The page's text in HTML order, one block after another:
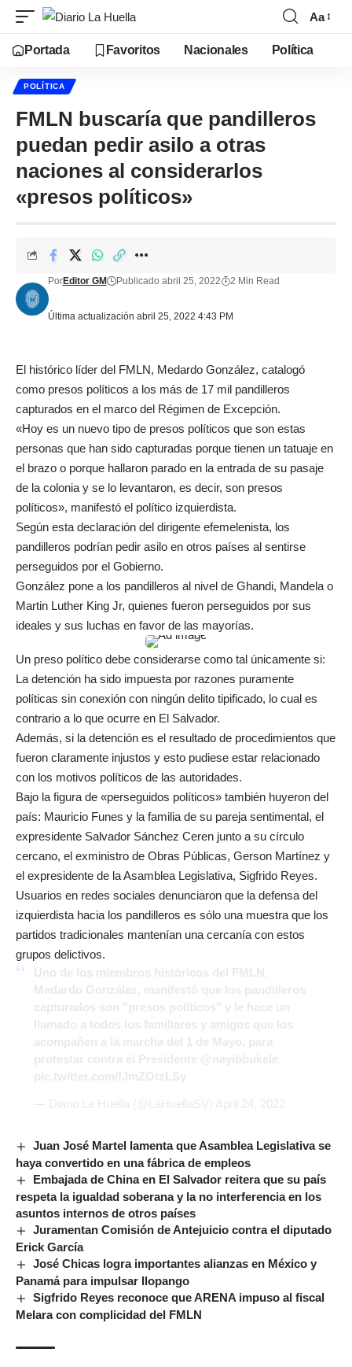
Aa
Portada Favoritos Nacionales Política
POLÍTICA
FMLN buscaría que pandilleros
puedan pedir asilo a otras
naciones al considerarlos
«presos políticos»
Última actualización abril 25, 2022 4:43 PM
PorEditor GM Publicado abril 25, 2022 2 Min Read
El histórico líder del FMLN, Medardo González, catalogó
como presos políticos a los más de 17 mil pandilleros
capturados en el marco del Régimen de Excepción.
«Hoy es un nuevo tipo de presos políticos que son estas
personas que han sido capturadas porque tienen un tatuaje en
el brazo o porque hallaron parado en la entrada de su pasaje
de la colonia y se lo levantaron, es decir, son presos
políticos», manifestó el político izquierdista.
Según esta declaración del dirigente efemelenista, los
pandilleros podrían pedir asilo en otros países al sentirse
perseguidos por el Gobierno.
González pone a los pandilleros al nivel de Ghandi, Mandela o
Martin Luther King Jr, quienes fueron perseguidos por sus
ideales y sus luchas en favor de las mayorías.
Un preso político debe considerarse como tal únicamente si:
La detención ha sido impuesta por razones puramente
políticas sin conexión con ningún delito tipificado, lo cual es
contrario a lo que ocurre en El Salvador.
Además, si la detención es el resultado de procedimientos que
fueron claramente injustos y esto pudiese estar relacionado
con los motivos políticos de las autoridades.
Bajo la figura de «perseguidos políticos» también huyeron del
país: Mauricio Funes y la familia de su pareja sentimental, el
expresidente Salvador Sánchez Ceren junto a su círculo
cercano, el exministro de Obras Públicas, Gerson Martínez y
el expresidente de la Asamblea Legislativa, Sigfrido Reyes.
Usuarios en redes sociales denunciaron que la defensa del
izquierdista hacia los pandilleros es sólo una muestra que los
partidos tradicionales mantenían una cercanía con estos
grupos delictivos.
Juan José Martel lamenta que Asamblea Legislativa se
haya convertido en una fábrica de empleos
Embajada de China en El Salvador reitera que su país
respeta la igualdad soberana y la no interferencia en los
asuntos internos de otros países
Juramentan Comisión de Antejuicio contra el diputado
Erick García
José Chicas logra importantes alianzas en México y
Panamá para impulsar Ilopango
Sigfrido Reyes reconoce que ARENA impuso al fiscal
Melara con complicidad del FMLN